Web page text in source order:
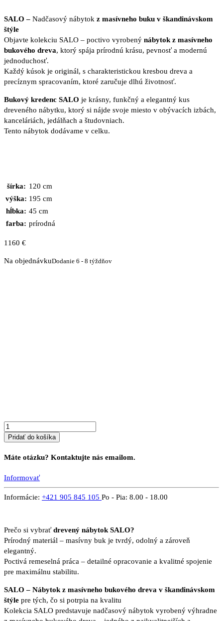
SALO – Nadčasový nábytok z masívneho buku v škandinávskom
štýle
Objavte kolekciu SALO – poctivo vyrobený nábytok z masívneho
bukového dreva, ktorý spája prírodnú krásu, pevnosť a modernú
jednoduchosť.
Každý kúsok je originál, s charakteristickou kresbou dreva a
precíznym spracovaním, ktoré zaručuje dlhú životnosť.
Bukový kredenc SALO je krásny, funkčný a elegantný kus
dreveného nábytku, ktorý si nájde svoje miesto v obývacích izbách,
kanceláriách, jedálňach a študovniach.
Tento nábytok dodávame v celku.
šírka: 120 cm
výška: 195 cm
hĺbka: 45 cm
farba: prírodná
1160 €
Na objednávkuDodanie 6 - 8 týždňov
Pridať do košíka
Máte otázku? Kontaktujte nás emailom.
Informovať
Informácie: +421 905 845 105 Po - Pia: 8.00 - 18.00
Prečo si vybrať drevený nábytok SALO?
Prírodný materiál – masívny buk je tvrdý, odolný a zároveň
elegantný.
Poctivá remeselná práca – detailné opracovanie a kvalitné spojenie
pre maximálnu stabilitu.
SALO – Nábytok z masívneho bukového dreva v škandinávskom
štýle pre tých, čo si potrpia na kvalitu
Kolekcia SALO predstavuje nadčasový nábytok vyrobený výhradne